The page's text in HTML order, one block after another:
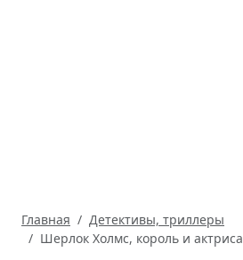
Главная
Детективы, триллеры
Шерлок Холмс, король и актриса